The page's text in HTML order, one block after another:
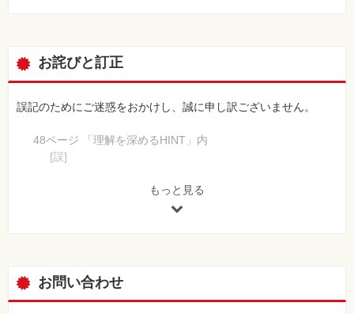
お詫びと訂正
誤記のためにご迷惑をおかけし、誠に申し訳ございません。
48ページ 「理解を深めるHINT」内
[誤]
[誤]
DISTINKTCOUNT
[正]
もっと見る
お問い合わせ